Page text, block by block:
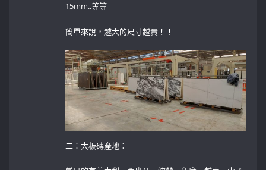
15mm..等等
簡單來說，越大的尺寸越貴！！
二：大板磚產地：